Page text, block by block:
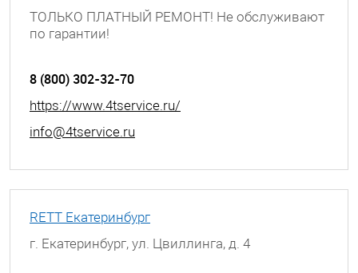
ТОЛЬКО ПЛАТНЫЙ РЕМОНТ! Не обслуживают
по гарантии!
8 (800) 302-32-70
https://www.4tservice.ru/
info@4tservice.ru
RETT Екатеринбург
г. Екатеринбург, ул. Цвиллинга, д. 4